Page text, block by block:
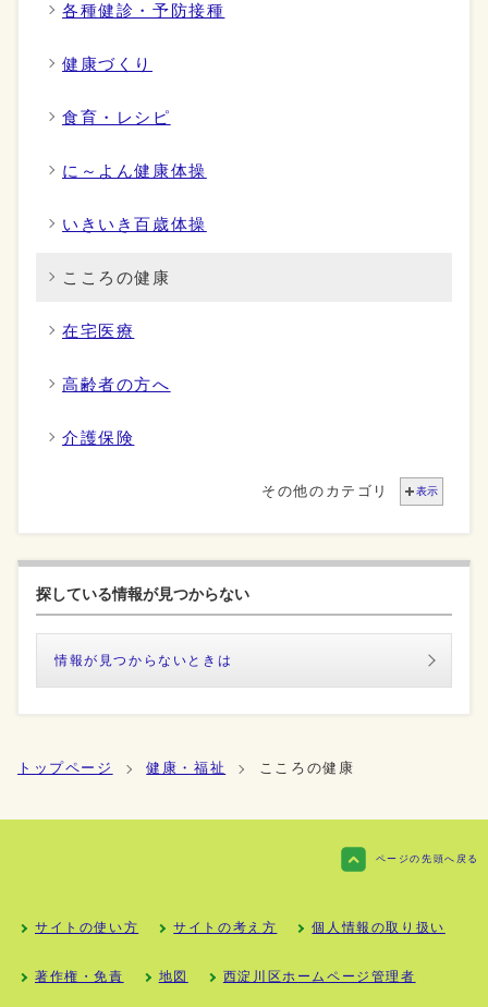
各種健診・予防接種
健康づくり
食育・レシピ
に～よん健康体操
いきいき百歳体操
こころの健康
在宅医療
高齢者の方へ
介護保険
その他のカテゴリ 表示
探している情報が見つからない
情報が見つからないときは
トップページ 健康・福祉 こころの健康
ページの先頭へ戻る
サイトの使い方 サイトの考え方 個人情報の取り扱い
著作権・免責 地図 西淀川区ホームページ管理者